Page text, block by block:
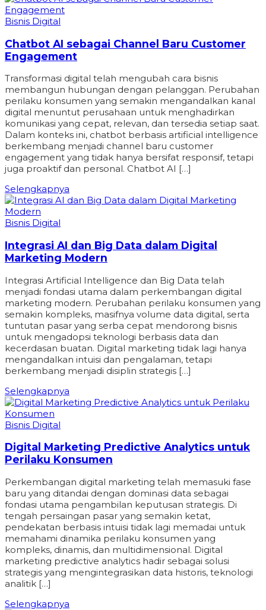
Bisnis Digital
Chatbot AI sebagai Channel Baru Customer
Engagement
Transformasi digital telah mengubah cara bisnis
membangun hubungan dengan pelanggan. Perubahan
perilaku konsumen yang semakin mengandalkan kanal
digital menuntut perusahaan untuk menghadirkan
komunikasi yang cepat, relevan, dan tersedia setiap saat.
Dalam konteks ini, chatbot berbasis artificial intelligence
berkembang menjadi channel baru customer
engagement yang tidak hanya bersifat responsif, tetapi
juga proaktif dan personal. Chatbot AI […]
Selengkapnya
Bisnis Digital
Integrasi AI dan Big Data dalam Digital
Marketing Modern
Integrasi Artificial Intelligence dan Big Data telah
menjadi fondasi utama dalam perkembangan digital
marketing modern. Perubahan perilaku konsumen yang
semakin kompleks, masifnya volume data digital, serta
tuntutan pasar yang serba cepat mendorong bisnis
untuk mengadopsi teknologi berbasis data dan
kecerdasan buatan. Digital marketing tidak lagi hanya
mengandalkan intuisi dan pengalaman, tetapi
berkembang menjadi disiplin strategis […]
Selengkapnya
Bisnis Digital
Digital Marketing Predictive Analytics untuk
Perilaku Konsumen
Perkembangan digital marketing telah memasuki fase
baru yang ditandai dengan dominasi data sebagai
fondasi utama pengambilan keputusan strategis. Di
tengah persaingan pasar yang semakin ketat,
pendekatan berbasis intuisi tidak lagi memadai untuk
memahami dinamika perilaku konsumen yang
kompleks, dinamis, dan multidimensional. Digital
marketing predictive analytics hadir sebagai solusi
strategis yang mengintegrasikan data historis, teknologi
analitik […]
Selengkapnya